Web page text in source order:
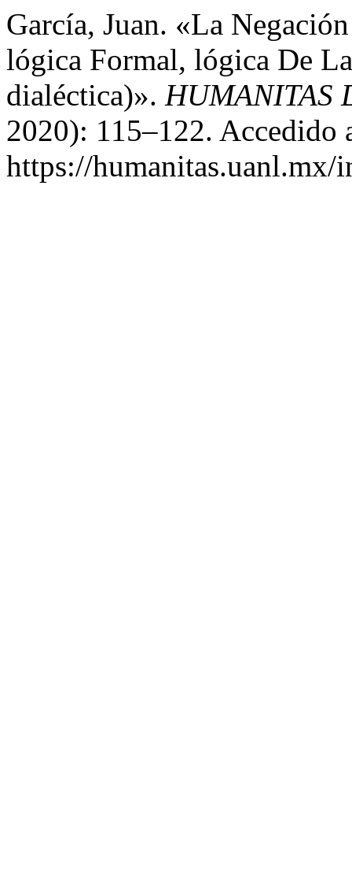
García, Juan. «La
lógica Formal, lógica De
dialéctica)». HUMANITAS
2020): 115–122. Accedido
https://